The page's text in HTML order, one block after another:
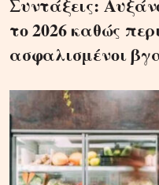
Συντάξεις:
το 2026 καθώς
ασφαλισμένοι